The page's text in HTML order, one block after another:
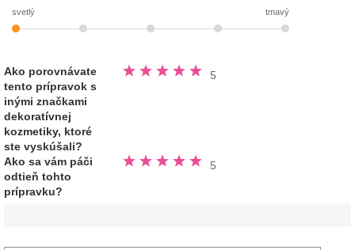
svetlý tmavý
Ako porovnávate
tento prípravok s
inými značkami
dekoratívnej
kozmetiky, ktoré
ste vyskúšali?
5
Hodnotené
5.0
Ako sa vám páči
odtieň tohto
prípravku?
5
Hodnotené
5.0